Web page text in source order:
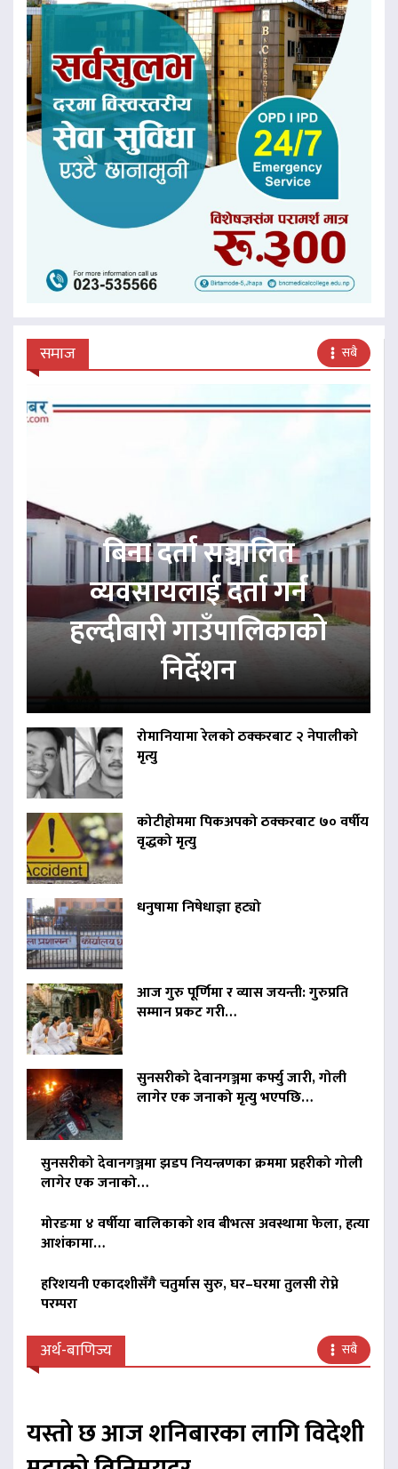
समाज सबै
बिना दर्ता सञ्चालित
व्यवसायलाई दर्ता गर्न
हल्दीबारी गाउँपालिकाको
निर्देशन
रोमानियामा रेलको ठक्करबाट २ नेपालीको
मृत्यु
कोटीहोममा पिकअपको ठक्करबाट ७० वर्षीय
वृद्धको मृत्यु
धनुषामा निषेधाज्ञा हट्यो
आज गुरु पूर्णिमा र व्यास जयन्ती: गुरुप्रति
सम्मान प्रकट गरी…
सुनसरीको देवानगञ्जमा कर्फ्यु जारी, गोली
लागेर एक जनाको मृत्यु भएपछि…
सुनसरीको देवानगञ्जमा झडप नियन्त्रणका क्रममा प्रहरीको गोली
लागेर एक जनाको…
मोरङमा ४ वर्षीया बालिकाको शव बीभत्स अवस्थामा फेला, हत्या
आशंकामा…
हरिशयनी एकादशीसँगै चतुर्मास सुरु, घर–घरमा तुलसी रोप्ने
परम्परा
अर्थ-बाणिज्य सबै
यस्तो छ आज शनिबारका लागि विदेशी